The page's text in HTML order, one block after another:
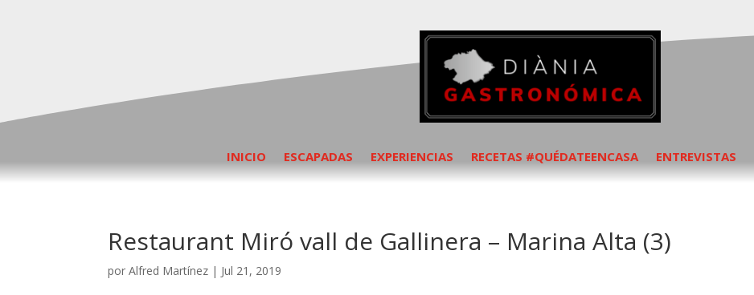
INICIO ESCAPADAS EXPERIENCIAS RECETAS #QUÉDATEENCASA ENTREVISTAS
Restaurant Miró vall de Gallinera – Marina Alta (3)
porAlfred Martínez | Jul 21, 2019